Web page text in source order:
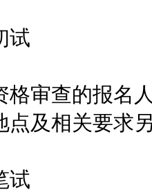
查的报名人
点及相关要求